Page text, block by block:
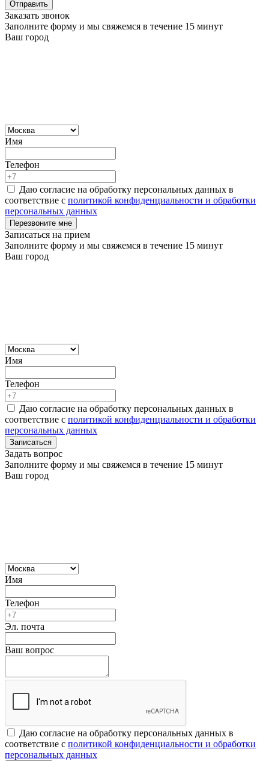
Отправить
Заказать звонок
Заполните форму и мы свяжемся в течение 15 минут
Ваш город
Имя
Телефон
Даю согласие на обработку персональных данных в
соответствие с политикой конфиденциальности и обработки
персональных данных
Перезвоните мне
Записаться на прием
Заполните форму и мы свяжемся в течение 15 минут
Ваш город
Имя
Телефон
Даю согласие на обработку персональных данных в
соответствие с политикой конфиденциальности и обработки
персональных данных
Записаться
Задать вопрос
Заполните форму и мы свяжемся в течение 15 минут
Ваш город
Имя
Телефон
Эл. почта
Ваш вопрос
Даю согласие на обработку персональных данных в
соответствие с политикой конфиденциальности и обработки
персональных данных